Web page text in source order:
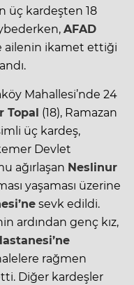
üç kardeşten 18
AFAD
ailenin ikamet ettiği
Mahallesi’nde 24
Topal (18), Ramazan
üç kardeş,
Devlet
ağırlaşan Neslinur
yaşaması üzerine
sevk edildi.
ardından genç kız,
rağmen
Diğer kardeşler